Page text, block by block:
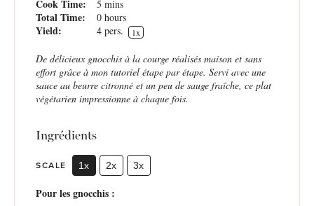
Cook Time: 5 mins
Total Time: 0 hours
Yield: 4 pers. 1x
De délicieux gnocchis à la courge réalisés maison et sans
effort grâce à mon tutoriel étape par étape. Servi avec une
sauce au beurre citronné et un peu de sauge fraîche, ce plat
végétarien impressionne à chaque fois.
Ingrédients
SCALE 1x 2x 3x
Pour les gnocchis :